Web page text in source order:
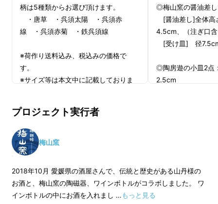
呉須の色は最初茶色ですが、釉薬をかけ、
1230度の窯で焼成すると、藍色に変わりま
す。
呉須の他に、釉薬の上に描く上絵として、赤、
黄、黒、緑を使用している作品もあります。
柄は5種類からお選び頂けます。
・唐草 ・呉須太陽 ・呉須赤
線 ・呉須赤菊 ・鉄呉須線
※荷作り送料込み、税込みの価格で
す。
※サイズ等は本文中に記載しておりま
きさ・絵付けの色合いなどが微妙に異
なります。表示の画像やサイズと全く
同じではございませんので、ご了承く
ださい。
製造工程上の都合等により出荷時期が
遅れる場合があります。
◎梅山窯の醤油差
[醤油差し]全体高
4.5cm、（注ぎ口
[受け皿] 径
◎陶房遊の小皿2点
2.5cm
※税込、送料込価格
※手作り手描きのた
プロジェクト実行者
梅山窯
2018年10月 愛媛県の酒屋さんで、伝統と歴史がある山丹様の
お酒と、梅山窯の陶磁器、ワインボトルがコラボしました。 ワ
インボトルの中にお酒を入れまし …もっと見る